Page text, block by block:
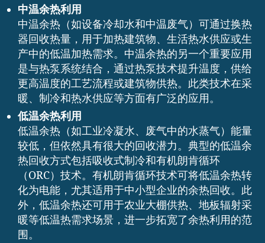
中温余热利用
中温余热（如设备冷却水和中温废气）可通过换热
器回收热量，用于加热建筑物、生活热水供应或生
产中的低温加热需求。中温余热的另一个重要应用
是与热泵系统结合，通过热泵技术提升温度，供给
更高温度的工艺流程或建筑物供热。此类技术在采
暖、制冷和热水供应等方面有广泛的应用。
低温余热利用
低温余热（如工业冷凝水、废气中的水蒸气）能量
较低，但依然具有很大的回收潜力。典型的低温余
热回收方式包括吸收式制冷和有机朗肯循环
（ORC）技术。有机朗肯循环技术可将低温余热转
化为电能，尤其适用于中小型企业的余热回收。此
外，低温余热还可用于农业大棚供热、地板辐射采
暖等低温热需求场景，进一步拓宽了余热利用的范
围。